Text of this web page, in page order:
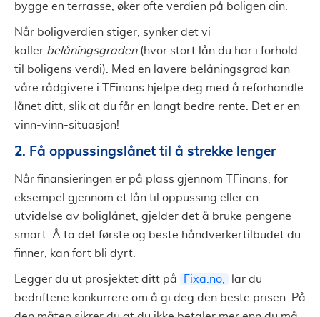
bygge en terrasse, øker ofte verdien på boligen din.
Når boligverdien stiger, synker det vi
kaller belåningsgraden(hvor stort lån du har i forhold
til boligens verdi). Med en lavere belåningsgrad kan
våre rådgivere i TFinans hjelpe deg med å reforhandle
lånet ditt, slik at du får en langt bedre rente. Det er en
vinn-vinn-situasjon!
2. Få oppussingslånet til å strekke lenger
Når finansieringen er på plass gjennom TFinans, for
eksempel gjennom et lån til oppussing eller en
utvidelse av boliglånet, gjelder det å bruke pengene
smart. Å ta det første og beste håndverkertilbudet du
finner, kan fort bli dyrt.
Legger du ut prosjektet ditt på Fixa.no,
lar du
bedriftene konkurrere om å gi deg den beste prisen. På